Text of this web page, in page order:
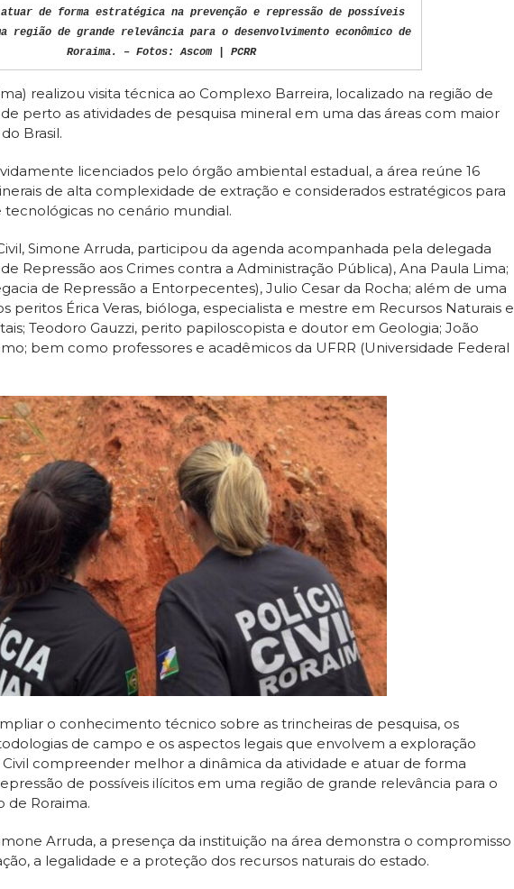
de forma estratégica na prevenção e repressão de possíveis
região de grande relevância para o desenvolvimento econômico de
Roraima. – Fotos: Ascom | PCRR
realizou visita técnica ao Complexo Barreira, localizado na região de
perto as atividades de pesquisa mineral em uma das áreas com maior
Brasil.
licenciados pelo órgão ambiental estadual, a área reúne 16
de alta complexidade de extração e considerados estratégicos para
tecnológicas no cenário mundial.
Simone Arruda, participou da agenda acompanhada pela delegada
Repressão aos Crimes contra a Administração Pública), Ana Paula Lima;
de Repressão a Entorpecentes), Julio Cesar da Rocha; além de uma
peritos Érica Veras, bióloga, especialista e mestre em Recursos Naturais e
Teodoro Gauzzi, perito papiloscopista e doutor em Geologia; João
bem como professores e acadêmicos da UFRR (Universidade Federal
o conhecimento técnico sobre as trincheiras de pesquisa, os
de campo e os aspectos legais que envolvem a exploração
compreender melhor a dinâmica da atividade e atuar de forma
de possíveis ilícitos em uma região de grande relevância para o
de Roraima.
Arruda, a presença da instituição na área demonstra o compromisso
a legalidade e a proteção dos recursos naturais do estado.